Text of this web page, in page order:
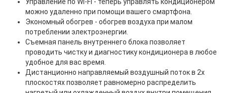
можно удаленно при помощи вашего смартфона.
Экономный обогрев - обогрев воздуха при малом
потреблении электроэнергии.
Съемная панель внутреннего блока позволяет
проводить чистку и диагностику кондиционера в любое
удобное для вас время.
Дистанционно направляемый воздушный поток в 2х
плоскостях позволяет равномерно распределить